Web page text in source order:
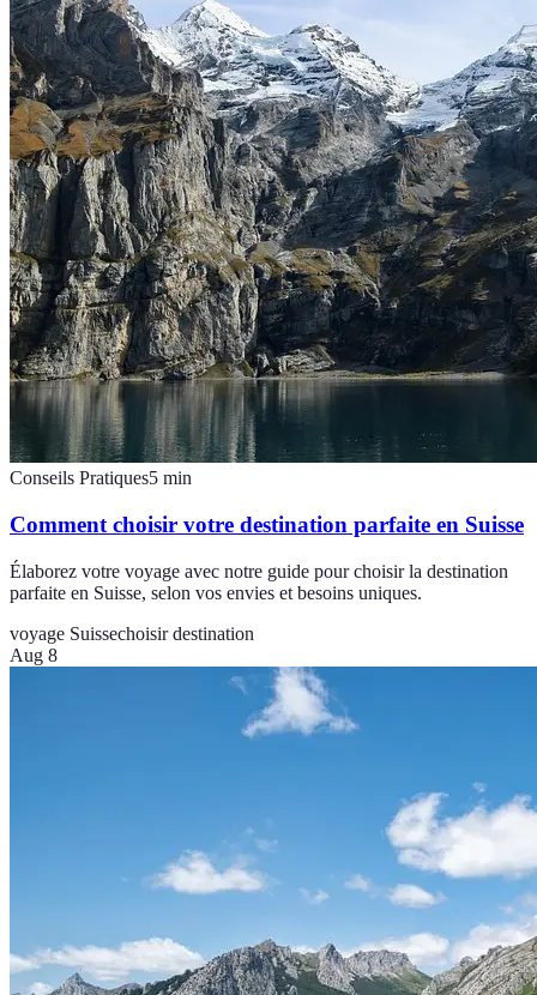
Conseils Pratiques5 min
Comment choisir votre destination parfaite en Suisse
Élaborez votre voyage avec notre guide pour choisir la destination
parfaite en Suisse, selon vos envies et besoins uniques.
voyage Suissechoisir destination
Aug 8